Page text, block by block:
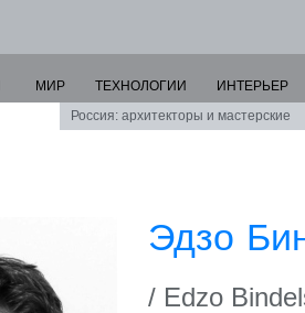
МИР ТЕХНОЛОГИИ
ИНТЕРЬЕР
Россия: архитекторы и мастерские
Эдзо
/ Edzo